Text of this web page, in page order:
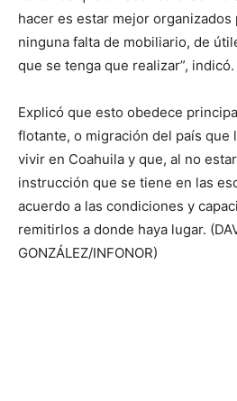
hacer es estar mejor organizados
ninguna falta de mobiliario, de
que se tenga que realizar”, indicó.
Explicó que esto obedece
flotante, o migración del país que
vivir en Coahuila y que, al no
instrucción que se tiene en las
acuerdo a las condiciones y
remitirlos a donde haya lugar.
GONZÁLEZ/INFONOR)